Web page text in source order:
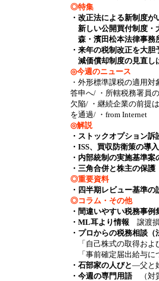
◎特集
・改正法による新制度が
新しい公開買付制度・
森・濱田松本法律事
・来年の税制改正を大胆
減価償却制度の見直し
◎今週のニュース
・外形標準課税の適用
答申へ/ ・所轄税務署員
欠陥/ ・継続企業の前提
を通過/ ・from Internet
◎解説
・ストックオプション
・ISS、買収防衛策の
・内部統制の実施基準
・三角合併と株主の保
◎重要資料
・四半期レビュー基準の
◎コラム・その他
・間違いやすい税務事例
・ML耳より情報 譲渡
・プロからの税務相談
「自己株式の取得およ
「事前確定届出給与に
・石部家の人びと―父と
・今週の専門用語（対質